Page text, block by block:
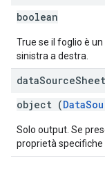
boolean
True se il foglio è
sinistra a destra.
dataSourceSheet
object (
Solo output. Se
proprietà specifiche